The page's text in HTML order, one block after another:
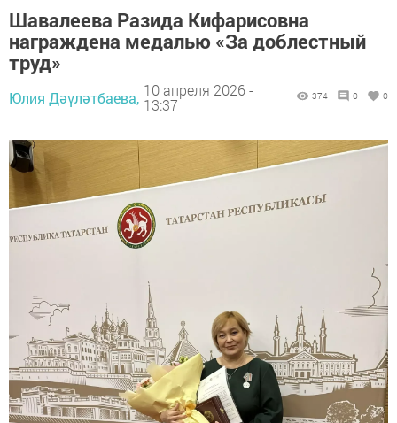
Шавалеева Разида Кифарисовна
награждена медалью «За доблестный
труд»
Юлия Дәүләтбаева, 10 апреля 2026 -
13:37
374 0 0